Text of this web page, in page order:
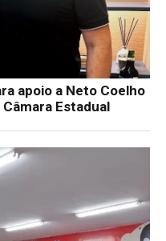
apoio a Neto Coelho
Estadual